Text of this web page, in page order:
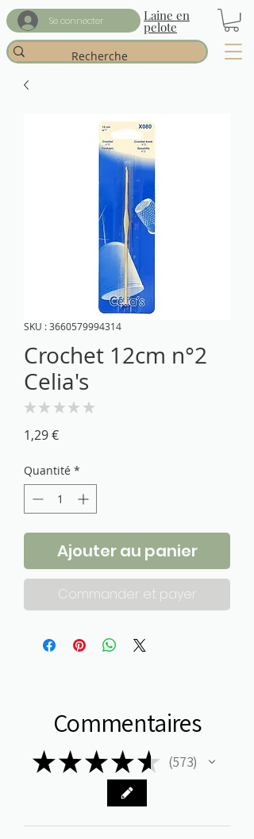
Se connecter Laine en
pelote
SKU : 3660579994314
Crochet 12cm n°2
Celia's
★ ★ ★ ★ ★
1,29 €Prix
Quantité *
Ajouter au panier
Commander et payer
Commentaires
★★★★★ 573
573